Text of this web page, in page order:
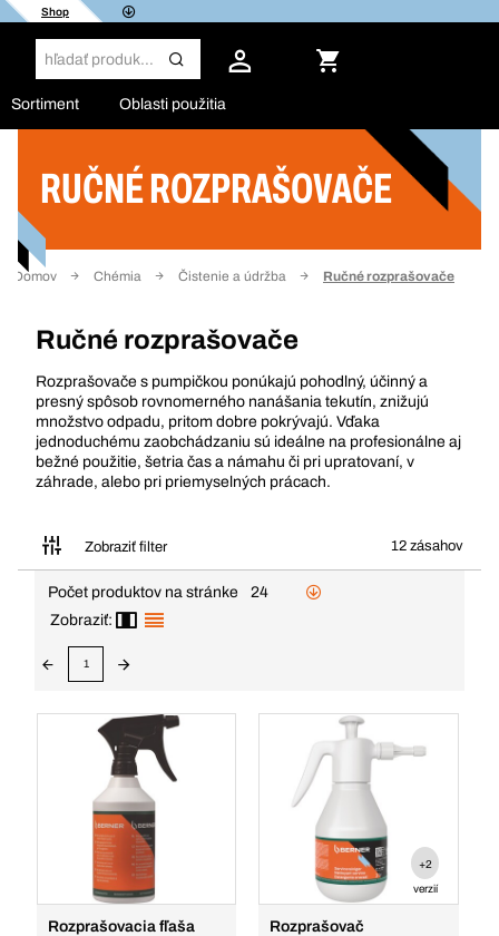
Shop
Sortiment Oblasti použitia
RUČNÉ ROZPRAŠOVAČE
Domov Chémia Čistenie a údržba Ručné rozprašovače
Ručné rozprašovače
Rozprašovače s pumpičkou ponúkajú pohodlný, účinný a
presný spôsob rovnomerného nanášania tekutín, znižujú
množstvo odpadu, pritom dobre pokrývajú. Vďaka
jednoduchému zaobchádzaniu sú ideálne na profesionálne aj
bežné použitie, šetria čas a námahu či pri upratovaní, v
záhrade, alebo pri priemyselných prácach.
Zobraziť filter 12 zásahov
Filter
Počet produktov na stránke
24
Zobraziť:
1
Rozprašovacia fľaša
+2
verzií
Rozprašovač